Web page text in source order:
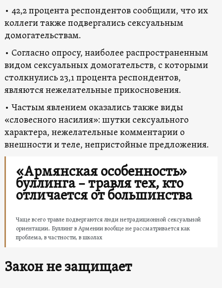
• 42,2 процента респондентов сообщили, что их
коллеги также подвергались сексуальным
домогательствам.
• Согласно опросу, наиболее распространенным
видом сексуальных домогательств, с которыми
столкнулись 23,1 процента респондентов,
являются нежелательные прикосновения.
• Частым явлением оказались также виды
«словесного насилия»: шутки сексуального
характера, нежелательные комментарии о
внешности и теле, непристойные предложения.
«Армянская особенность»
буллинга – травля тех, кто
отличается от большинства
Чаще всего травле подвергаются люди нетрадиционной сексуальной
ориентации. Буллинг в Армении вообще не рассматривается как
проблема, в частности, в школах
Закон не защищает